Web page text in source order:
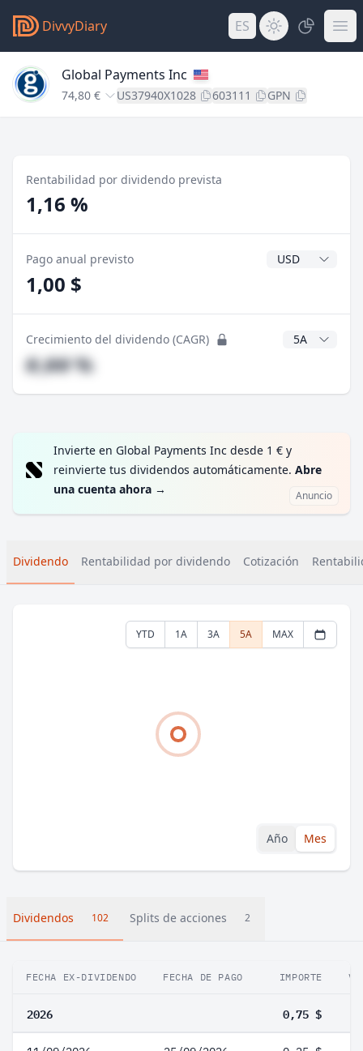
DivvyDiary ES
Global Payments Inc
74,80 € US37940X1028 603111 GPN
Rentabilidad por dividendo prevista
1,16 %
Pago anual previsto Divisa del
1,00 $
Crecimiento del dividendo (CAGR) Años CAGR
#,## %
Invierte en Global Payments Inc desde 1 € y
reinvierte tus dividendos automáticamente. Abre
una cuenta ahora → Anuncio
Dividendo Rentabilidad por dividendo Cotización
YTD 1A 3A 5A MAX
Año Mes
Dividendos 102 Splits de acciones 2
FECHA EX-DIVIDENDO FECHA DE PAGO IMPORTE
2026 0,75 $